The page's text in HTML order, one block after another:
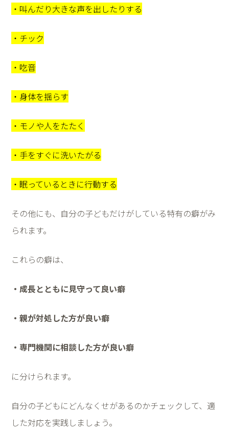
・叫んだり大きな声を出したりする
・チック
・吃音
・身体を揺らす
・モノや人をたたく
・手をすぐに洗いたがる
・眠っているときに行動する
その他にも、自分の子どもだけがしている特有の癖がみ
られます。
これらの癖は、
・成長とともに見守って良い癖
・親が対処した方が良い癖
・専門機関に相談した方が良い癖
に分けられます。
自分の子どもにどんなくせがあるのかチェックして、適
した対応を実践しましょう。